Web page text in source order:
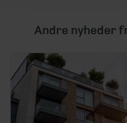
Andre nyheder